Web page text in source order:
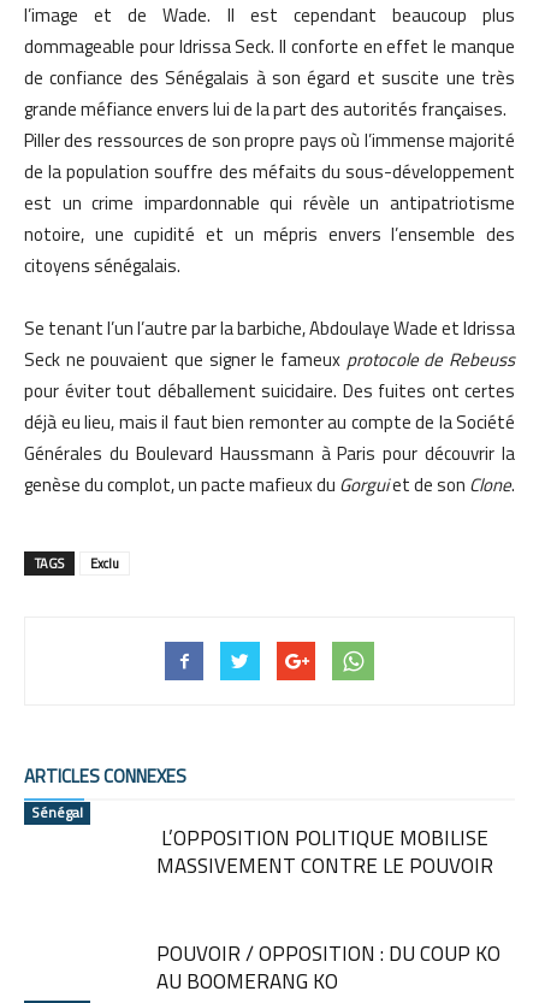
l’image et de Wade. Il est cependant beaucoup plus
dommageable pour Idrissa Seck. Il conforte en effet le manque
de confiance des Sénégalais à son égard et suscite une très
grande méfiance envers lui de la part des autorités françaises.
Piller des ressources de son propre pays où l’immense majorité
de la population souffre des méfaits du sous-développement
est un crime impardonnable qui révèle un antipatriotisme
notoire, une cupidité et un mépris envers l’ensemble des
citoyens sénégalais.
Se tenant l’un l’autre par la barbiche, Abdoulaye Wade et Idrissa
Seck ne pouvaient que signer le fameux protocole de Rebeuss
pour éviter tout déballement suicidaire. Des fuites ont certes
déjà eu lieu, mais il faut bien remonter au compte de la Société
Générales du Boulevard Haussmann à Paris pour découvrir la
genèse du complot, un pacte mafieux du Gorguiet de son Clone.
TAGS Exclu
ARTICLES CONNEXES
Sénégal
L’OPPOSITION POLITIQUE MOBILISE
MASSIVEMENT CONTRE LE POUVOIR
POUVOIR / OPPOSITION : DU COUP KO
AU BOOMERANG KO